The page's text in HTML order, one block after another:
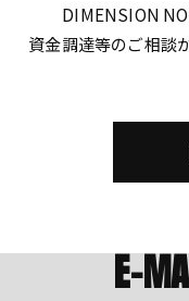
DIMENSION
資金調達等のご相談
E-